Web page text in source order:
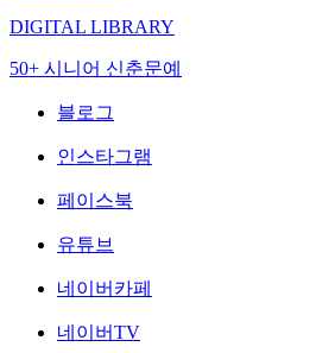
DIGITAL LIBRARY
50+ 시니어 신춘문예
블로그
인스타그램
페이스북
유튜브
네이버카페
네이버TV